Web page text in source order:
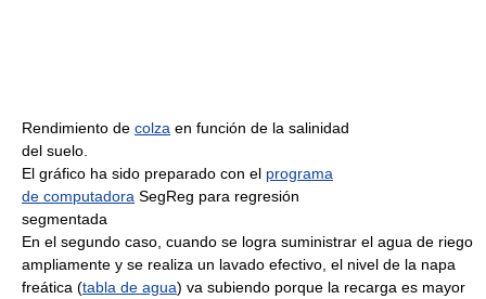
Rendimiento de colza en función de la salinidad
del suelo.
El gráfico ha sido preparado con el programa
de computadora SegReg para regresión
segmentada
En el segundo caso, cuando se logra suministrar el agua de riego
ampliamente y se realiza un lavado efectivo, el nivel de la napa
freática (tabla de agua) va subiendo porque la recarga es mayor